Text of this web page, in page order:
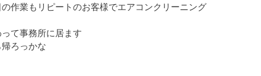
作業もリピートのお客様でエアコンクリーニング
て事務所に居ます
ろっかな